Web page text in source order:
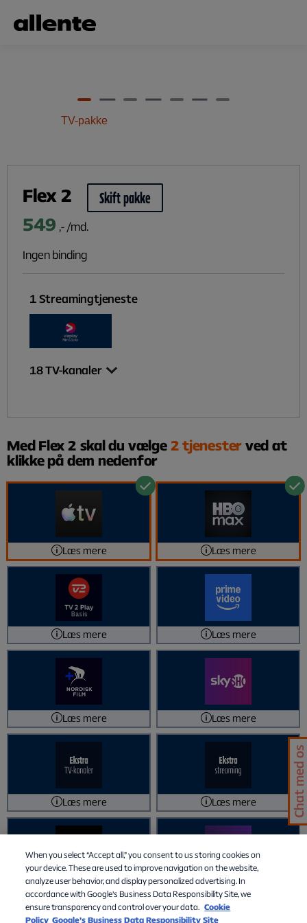
TV-pakke
Flex 2 Skift pakke
549 ,- /md.
Ingen binding
1Streamingtjeneste
18TV-kanaler
Med Flex 2 skal du vælge 2 tjenester ved at
klikke på dem nedenfor
For at ændre valg, klik på tjenesten igen. Husk at du kan ændre
dem én gang pr. kalendermåned på Min Side
Læs mere Læs mere
Læs mere Læs mere
Læs mere Læs mere
Læs mere Læs mere
Læs mere Læs mere
When you select “Accept all,” you consent to us storing cookies on
your device. These are used to improve navigation on the website,
analyze user behavior, and display personalized advertising. In
accordance with Google's Business Data Responsibility Site, we
ensure transparency and control over your data. Cookie
Policy Google’s Business Data Responsibility Site
Chat med os